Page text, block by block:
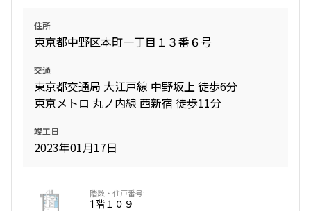
住所
東京都中野区本町一丁目１３番６号
交通
東京都交通局 大江戸線 中野坂上 徒歩6分
東京メトロ 丸ノ内線 西新宿 徒歩11分
竣工日
2023年01月17日
1階１０９